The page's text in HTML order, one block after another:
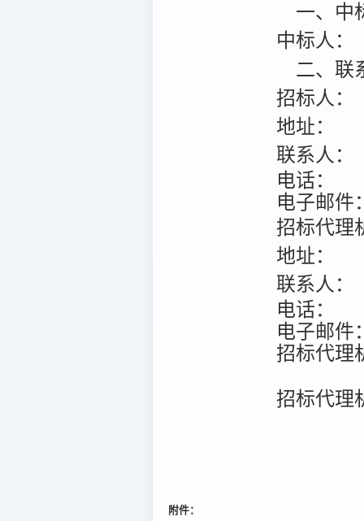
一、中
中标人：
二、联
招标人：
地址：
联系人：
电话：
电子邮件
招标代理
地址：
联系人：
电话：
电子邮件
招标代理
招标代理
附件：